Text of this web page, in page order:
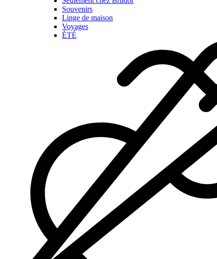
Souvenirs
Linge de maison
Voyages
ÉTÉ